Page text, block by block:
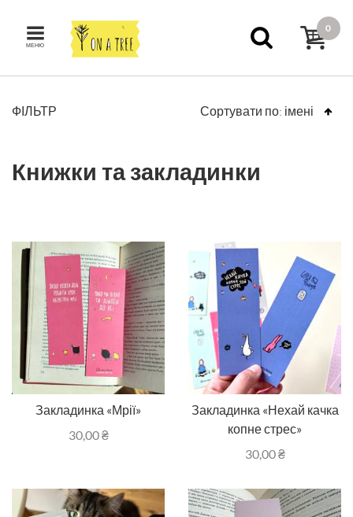
МЕНЮ
0
ФІЛЬТР Сортувати по: імені
Книжки та закладинки
Закладинка «Мрії»
30,00₴
Закладинка «Нехай качка
копне стрес»
30,00₴